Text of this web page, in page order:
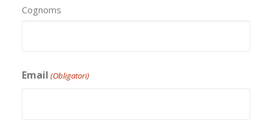
Cognoms
Email (Obligatori)